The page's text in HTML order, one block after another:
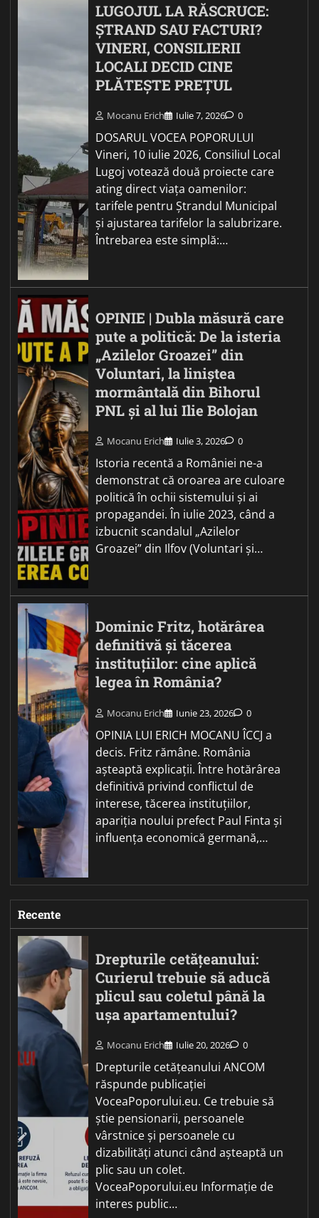
LUGOJUL LA RĂSCRUCE:
ȘTRAND SAU FACTURI?
VINERI, CONSILIERII
LOCALI DECID CINE
PLĂTEȘTE PREȚUL
Mocanu Erich Iulie 7, 2026 0
DOSARUL VOCEA POPORULUI
Vineri, 10 iulie 2026, Consiliul Local
Lugoj votează două proiecte care
ating direct viața oamenilor:
tarifele pentru Ștrandul Municipal
și ajustarea tarifelor la salubrizare.
Întrebarea este simplă:…
OPINIE | Dubla măsură care
pute a politică: De la isteria
„Azilelor Groazei” din
Voluntari, la liniștea
mormântală din Bihorul
PNL și al lui Ilie Bolojan
Mocanu Erich Iulie 3, 2026 0
Istoria recentă a României ne-a
demonstrat că oroarea are culoare
politică în ochii sistemului și ai
propagandei. În iulie 2023, când a
izbucnit scandalul „Azilelor
Groazei” din Ilfov (Voluntari și…
Dominic Fritz, hotărârea
definitivă și tăcerea
instituțiilor: cine aplică
legea în România?
Mocanu Erich Iunie 23, 2026 0
OPINIA LUI ERICH MOCANU ÎCCJ a
decis. Fritz rămâne. România
așteaptă explicații. Între hotărârea
definitivă privind conflictul de
interese, tăcerea instituțiilor,
apariția noului prefect Paul Finta și
influența economică germană,…
Recente
Drepturile cetățeanului:
Curierul trebuie să aducă
plicul sau coletul până la
ușa apartamentului?
Mocanu Erich Iulie 20, 2026 0
Drepturile cetățeanului ANCOM
răspunde publicației
VoceaPoporului.eu. Ce trebuie să
știe pensionarii, persoanele
vârstnice și persoanele cu
dizabilități atunci când așteaptă un
plic sau un colet.
VoceaPoporului.eu Informație de
interes public…